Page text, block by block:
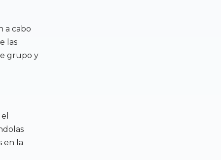
a cabo
las
grupo y
en la